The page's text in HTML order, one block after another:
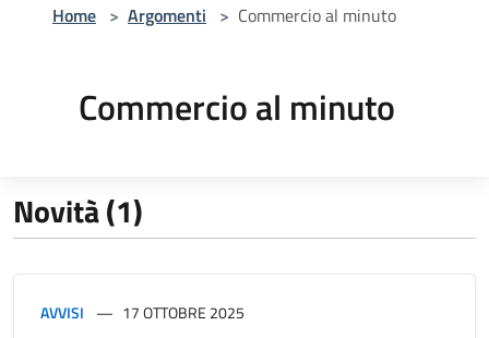
Home > Argomenti > Commercio al minuto
Commercio al minuto
Novità (1)
AVVISI 17 OTTOBRE 2025